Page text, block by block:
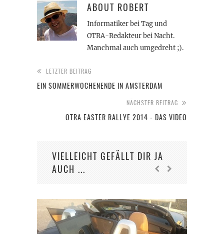
ABOUT ROBERT
Informatiker bei Tag und
OTRA-Redakteur bei Nacht.
Manchmal auch umgedreht ;).
LETZTER BEITRAG
EIN SOMMERWOCHENENDE IN AMSTERDAM
NÄCHSTER BEITRAG
OTRA EASTER RALLYE 2014 - DAS VIDEO
VIELLEICHT GEFÄLLT DIR JA
AUCH ...